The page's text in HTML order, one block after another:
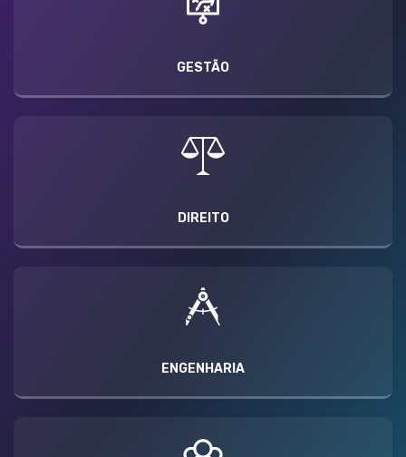
GESTÃO
DIREITO
ENGENHARIA